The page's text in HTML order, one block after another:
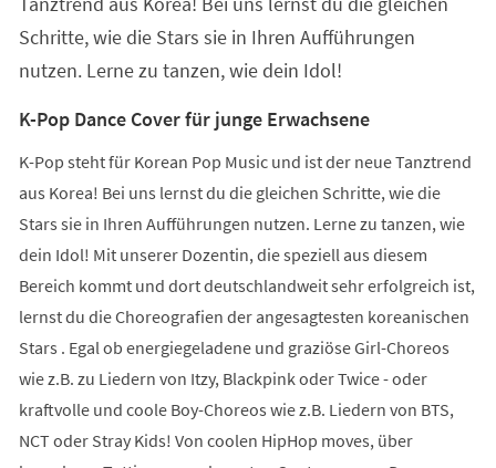
Schritte, wie die Stars sie in Ihren Aufführungen
nutzen. Lerne zu tanzen, wie dein Idol!
K-Pop Dance Cover für junge Erwachsene
K-Pop steht für Korean Pop Music und ist der neue Tanztrend
aus Korea! Bei uns lernst du die gleichen Schritte, wie die
Stars sie in Ihren Aufführungen nutzen. Lerne zu tanzen, wie
dein Idol! Mit unserer Dozentin, die speziell aus diesem
Bereich kommt und dort deutschlandweit sehr erfolgreich ist,
lernst du die Choreografien der angesagtesten koreanischen
Stars . Egal ob energiegeladene und graziöse Girl-Choreos
wie z.B. zu Liedern von Itzy, Blackpink oder Twice - oder
kraftvolle und coole Boy-Choreos wie z.B. Liedern von BTS,
NCT oder Stray Kids! Von coolen HipHop moves, über